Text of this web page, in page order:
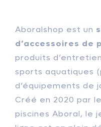
Aboralshop est un
d’accessoires de
produits
sports aquatiques
d’équipements de
Créé en 2020 par
piscines Aboral, le